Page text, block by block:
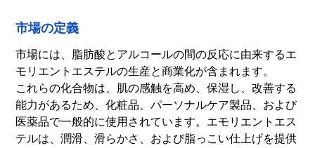
市場の定義
市場には、脂肪酸とアルコールの間の反応に由来するエ
モリエントエステルの生産と商業化が含まれます。
これらの化合物は、肌の感触を高め、保湿し、改善する
能力があるため、化粧品、パーソナルケア製品、および
医薬品で一般的に使用されています。エモリエントエス
テルは、潤滑、滑らかさ、および脂っこい仕上げを提供